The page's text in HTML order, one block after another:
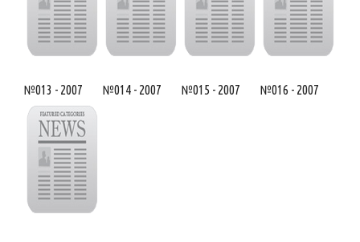
№013 - 2007 №014 - 2007 №015 - 2007 №016 - 2007